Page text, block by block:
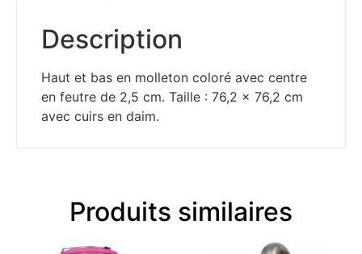
Description
Haut et bas en molleton coloré avec centre
en feutre de 2,5 cm. Taille : 76,2 x 76,2 cm
avec cuirs en daim.
Produits similaires